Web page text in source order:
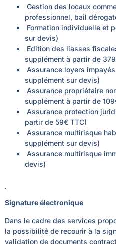
Gestion des locaux
professionnel, bail
Formation individuelle et
sur devis)
Edition des liasses
supplément à partir de
Assurance loyers
supplément sur devis)
Assurance propriétaire
supplément à partir de
Assurance protection
partir de 59€ TTC)
Assurance multirisque
supplément sur devis)
Assurance multirisque
devis)
Signature électronique
Dans le cadre des services
la possibilité de recourir à la
validation de documents